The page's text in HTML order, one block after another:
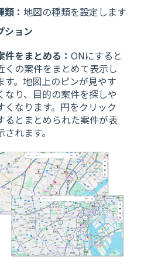
： 地図の種類を設定します
ション
件をまとめる： ONにすると
くの案件をまとめて表示し
す。地図上のピンが見やす
なり、目的の案件を探しや
くなります。円をクリック
るとまとめられた案件が表
されます。